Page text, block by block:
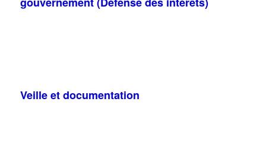
Veille et documentation